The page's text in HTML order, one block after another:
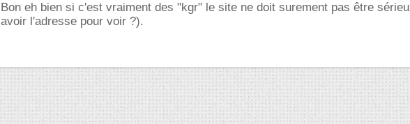
Bon eh bien si c'est vraiment des "kgr" le site ne doit surement pas être
avoir l'adresse pour voir ?).